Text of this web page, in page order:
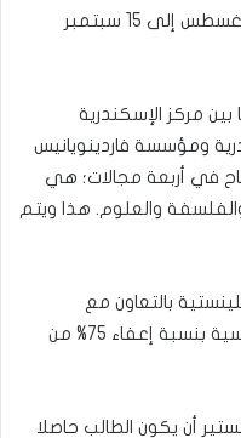
لخريجي الجامعات، في الفترة من 4 أغسطس إلى 15 سبتمبر
بين مركز الإسكندرية
ومؤسسة فاردينويانيس
في أربعة مجالات؛ هي
والفلسفة والعلوم. هذا ويتم
بالتعاون مع
مؤسسة فاردينويانيس بتوفير منح دراسية بنسبة إعفاء 75% من
أن يكون الطالب حاصلا